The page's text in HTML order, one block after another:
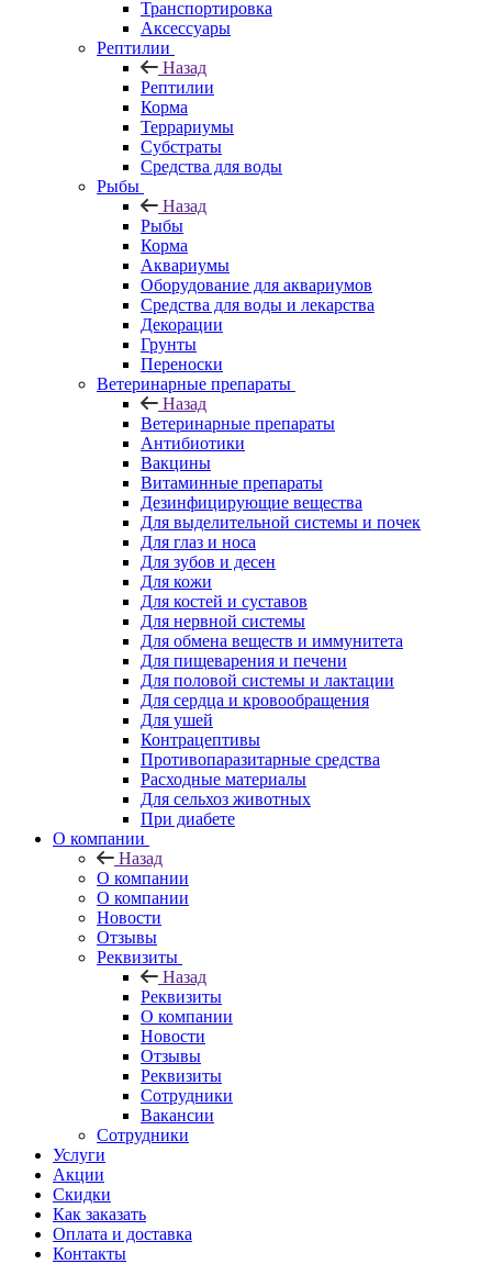
Транспортировка
Аксессуары
Рептилии
Назад
Рептилии
Корма
Террариумы
Субстраты
Средства для воды
Рыбы
Назад
Рыбы
Корма
Аквариумы
Оборудование для аквариумов
Средства для воды и лекарства
Декорации
Грунты
Переноски
Ветеринарные препараты
Назад
Ветеринарные препараты
Антибиотики
Вакцины
Витаминные препараты
Дезинфицирующие вещества
Для выделительной системы и почек
Для глаз и носа
Для зубов и десен
Для кожи
Для костей и суставов
Для нервной системы
Для обмена веществ и иммунитета
Для пищеварения и печени
Для половой системы и лактации
Для сердца и кровообращения
Для ушей
Контрацептивы
Противопаразитарные средства
Расходные материалы
Для сельхоз животных
При диабете
О компании
Назад
О компании
О компании
Новости
Отзывы
Реквизиты
Назад
Реквизиты
О компании
Новости
Отзывы
Реквизиты
Сотрудники
Вакансии
Сотрудники
Услуги
Акции
Скидки
Как заказать
Оплата и доставка
Контакты